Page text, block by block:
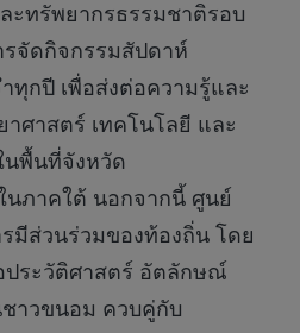
ะทรัพยากรธรรมชาติรอบ
จัดกิจกรรมสัปดาห์
ทุกปี เพื่อส่งต่อความรู้และ
ศาสตร์ เทคโนโลยี และ
นพื้นที่จังหวัด
นภาคใต้ นอกจากนี้ ศูนย์
รมีส่วนร่วมของท้องถิ่น โดย
ประวัติศาสตร์ อัตลักษณ์
าวขนอม ควบคู่กับ